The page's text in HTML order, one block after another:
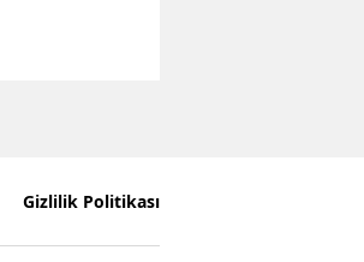
Gizlilik Politikası